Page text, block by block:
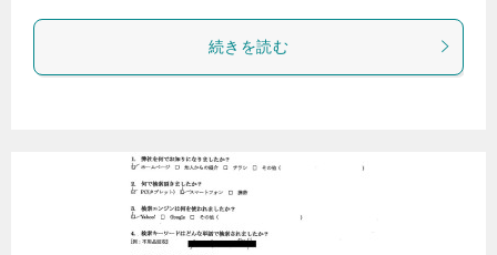
続きを読む